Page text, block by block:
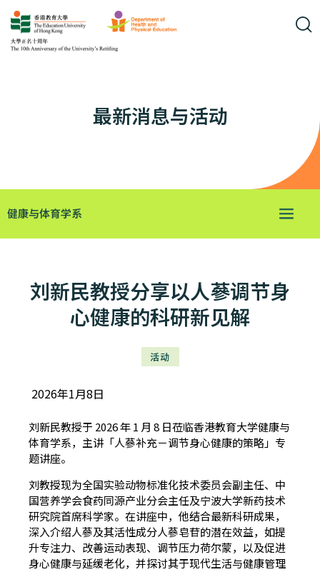
最新消息与活动
健康与体育学系
刘新民教授分享以人蔘调节身
心健康的科研新见解
活动
2026年1月8日
刘新民教授于 2026 年 1 月 8 日莅临香港教育大学健康与
体育学系，主讲「人蔘补充－调节身心健康的策略」专
题讲座。
刘教授现为全国实验动物标准化技术委员会副主任、中
国营养学会食药同源产业分会主任及宁波大学新药技术
研究院首席科学家。在讲座中，他结合最新科研成果，
深入介绍人蔘及其活性成分人蔘皂苷的潜在效益，如提
升专注力、改善运动表现、调节压力荷尔蒙，以及促进
身心健康与延缓老化，并探讨其于现代生活与健康管理